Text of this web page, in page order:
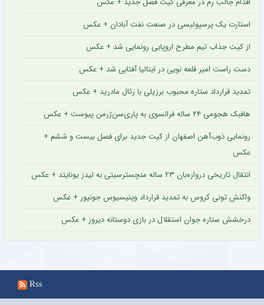
استارت یک پرسپولیسی در صنعت نفت آبادان + عکس
از کیت جذاب تیم مطرح اروپایی رونمایی شد + عکس
دست راست امیر قلعه نویی در ایتالیا آفتابی شد + عکس
تمدید قرارداد ستاره محبوب برزیلی با رئال مادرید + عکس
هافبک هجومی ۲۴ ساله فرانسوی به پاری‌سن‌ژرمن پیوست + عکس
رونمایی ذوب‌آهن اصفهان از کیت جدید برای فصل بیست و ششم +
عکس
انتقال تاریخی دروازه‌بان ۲۳ ساله منچسترسیتی به لیدز یونایتد + عکس
واکنش تونی کروس به تمدید قرارداد وینیسیوس جونیور + عکس
درخشش ستاره جوان استقلال در بازی دوستانه دیروز + عکس
Rss